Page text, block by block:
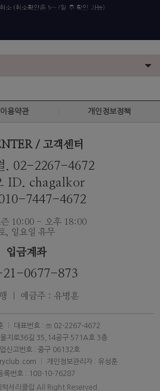
이용약관 개인정보정책
/ 고객센터
. 02-2267-4672
ID. chagalkor
7447-4672
즌 10:00 - 오후 18:00
토, 일요일 휴무
입금계좌
0677-873
｜ 예금주 : 유병훈
대표번호 : ☏ 02-2267-4672
을지로36길 35,14공구 571A호 3층
신고번호 : 중구 06132호
개인정보관리자 : 유성훈
록번호 : 108-10-76287
셔리클럽 All Right Reserved.